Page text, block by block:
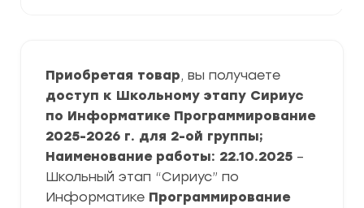
Приобретая товар, вы получаете
доступ к Школьному этапу Сириус
по Информатике Программирование
2025-2026 г. для 2-ой группы;
Наименование работы: 22.10.2025 –
Школьный этап “Сириус” по
Информатике Программирование